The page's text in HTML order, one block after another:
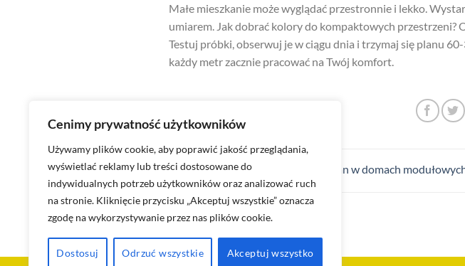
Cenimy prywatność użytkowników
Używamy plików cookie, aby poprawić jakość przeglądania,
wyświetlać reklamy lub treści dostosowane do
indywidualnych potrzeb użytkowników oraz analizować ruch
na stronie. Kliknięcie przycisku „Akceptuj wszystkie” oznacza
zgodę na wykorzystywanie przez nas plików cookie.
Dostosuj Odrzuć wszystkie Akceptuj wszystko
Małe mieszkanie może wyglądać przestronnie i lekko.
umiarem. Jak dobrać kolory do kompaktowych przestrzeni?
Testuj próbki, obserwuj je w ciągu dnia i trzymaj się planu
każdy metr zacznie pracować na Twój komfort.
Nowoczesne wykończenia ścian w domach